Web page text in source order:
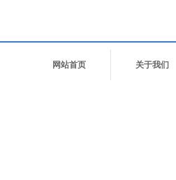
网站首页 关于我们